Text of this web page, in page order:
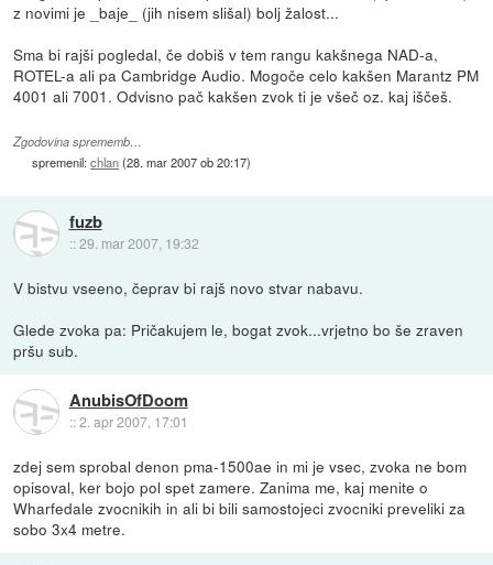
z novimi je _baje_ (jih nisem slišal) bolj žalost...
Sma bi rajši pogledal, če dobiš v tem rangu kakšnega NAD-a,
ROTEL-a ali pa Cambridge Audio. Mogoče celo kakšen Marantz PM
4001 ali 7001. Odvisno pač kakšen zvok ti je všeč oz. kaj iščeš.
Zgodovina sprememb…
spremenil:chlan(28. mar 2007 ob 20:17)
fuzb
::29. mar 2007, 19:32
V bistvu vseeno, čeprav bi rajš novo stvar nabavu.
Glede zvoka pa: Pričakujem le, bogat zvok...vrjetno bo še zraven
pršu sub.
AnubisOfDoom
::2. apr 2007, 17:01
zdej sem sprobal denon pma-1500ae in mi je vsec, zvoka ne bom
opisoval, ker bojo pol spet zamere. Zanima me, kaj menite o
Wharfedale zvocnikih in ali bi bili samostojeci zvocniki preveliki za
sobo 3x4 metre.